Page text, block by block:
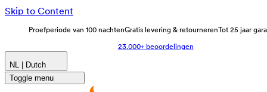
Skip to Content
Proefperiode van 100 nachtenGratis levering & retournerenTot 25 jaar
23.000+ beoordelingen
NL | Dutch
Toggle menu